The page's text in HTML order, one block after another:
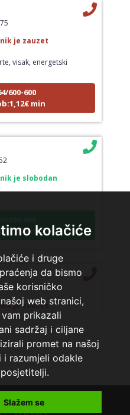
kolačiće
i druge
da bismo
korisničko
web stranici,
prikazali
sadržaj i ciljane
promet na našoj
i razumjeli odakle
Slažem se
je zauzet
visak, energetski
600-600
min
je slobodan
min
je zauzet
vidovitost, visak
600-600
min
Polica privatnosti